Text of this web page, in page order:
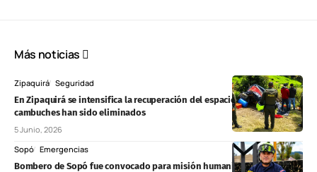
Más noticias
Zipaquirá Seguridad
En Zipaquirá se intensifica la recuperación del espacio público: 40
cambuches han sido eliminados
5 Junio, 2026
Sopó Emergencias
Bombero de Sopó fue convocado para misión humanitaria en